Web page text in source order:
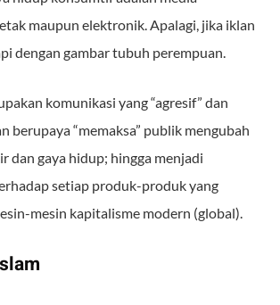
maupun elektronik. Apalagi, jika iklan
dengan gambar tubuh perempuan.
komunikasi yang “agresif” dan
berupaya “memaksa” publik mengubah
dan gaya hidup; hingga menjadi
setiap produk-produk yang
mesin kapitalisme modern (global).